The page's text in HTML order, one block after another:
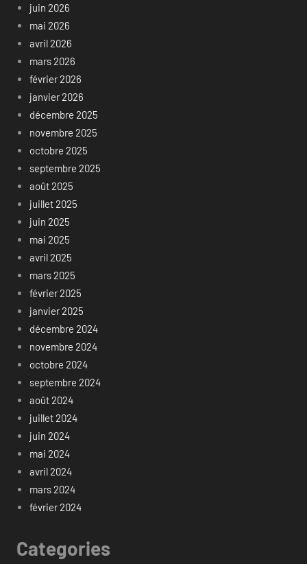
juin 2026
mai 2026
avril 2026
mars 2026
février 2026
janvier 2026
décembre 2025
novembre 2025
octobre 2025
septembre 2025
août 2025
juillet 2025
juin 2025
mai 2025
avril 2025
mars 2025
février 2025
janvier 2025
décembre 2024
novembre 2024
octobre 2024
septembre 2024
août 2024
juillet 2024
juin 2024
mai 2024
avril 2024
mars 2024
février 2024
Categories